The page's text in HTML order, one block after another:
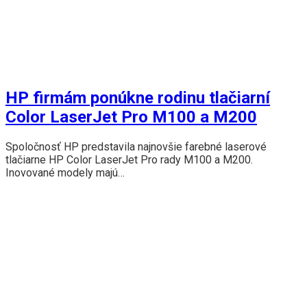
HP firmám ponúkne rodinu tlačiarní
Color LaserJet Pro M100 a M200
Spoločnosť HP predstavila najnovšie farebné laserové
tlačiarne HP Color LaserJet Pro rady M100 a M200.
Inovované modely majú…